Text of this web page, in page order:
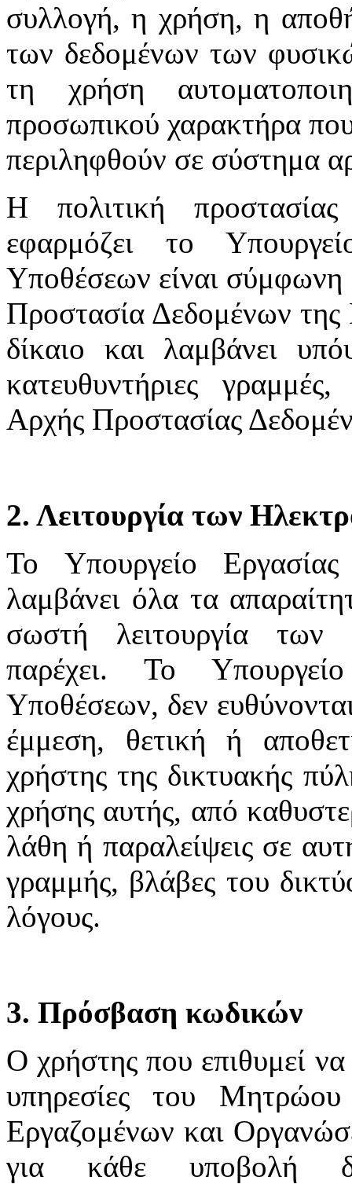
συλλογή, η χρήση, η
των δεδομένων των
τη χρήση
προσωπικού χαρακτήρα
περιληφθούν σε σύστημα
Η πολιτική
εφαρμόζει το
Υποθέσεων είναι σύμφωνη
Προστασία Δεδομένων
δίκαιο και λαμβάνει
κατευθυντήριες
Αρχής Προστασίας
2. Λειτουργία των
Το Υπουργείο
λαμβάνει όλα τα
σωστή λειτουργία των
παρέχει. Το
Υποθέσεων, δεν
έμμεση, θετική ή
χρήστης της δικτυακής
χρήσης αυτής, από
λάθη ή παραλείψεις σε
γραμμής, βλάβες του
λόγους.
3. Πρόσβαση κωδικών
Ο χρήστης που επιθυμεί να
υπηρεσίες του Μητρώου
Εργαζομένων και
για κάθε υποβολή